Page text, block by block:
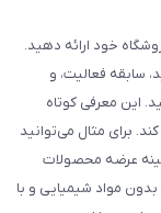
خود ارائه دهید.
سابقه فعالیت، و
این معرفی کوتاه
برای مثال می‌توانید
خود را در زمینه عرضه محصولات
مواد شیمیایی و با